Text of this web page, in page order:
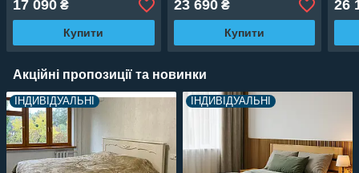
17 090 ₴
Купити
23 690₴
Купити
26
Акційні пропозиції та новинки
ІНДИВІДУАЛЬНІ ІНДИВІДУАЛЬНІ